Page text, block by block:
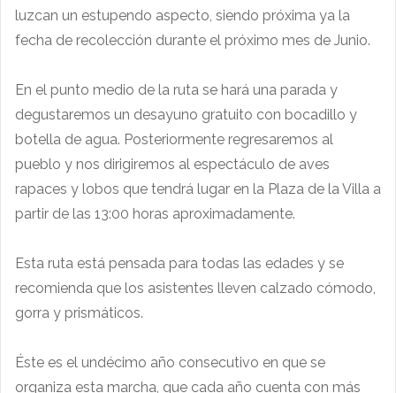
luzcan un estupendo aspecto, siendo próxima ya la
fecha de recolección durante el próximo mes de Junio.
En el punto medio de la ruta se hará una parada y
degustaremos un desayuno gratuito con bocadillo y
botella de agua. Posteriormente regresaremos al
pueblo y nos dirigiremos al espectáculo de aves
rapaces y lobos que tendrá lugar en la Plaza de la Villa a
partir de las 13:00 horas aproximadamente.
Esta ruta está pensada para todas las edades y se
recomienda que los asistentes lleven calzado cómodo,
gorra y prismáticos.
Éste es el undécimo año consecutivo en que se
organiza esta marcha, que cada año cuenta con más